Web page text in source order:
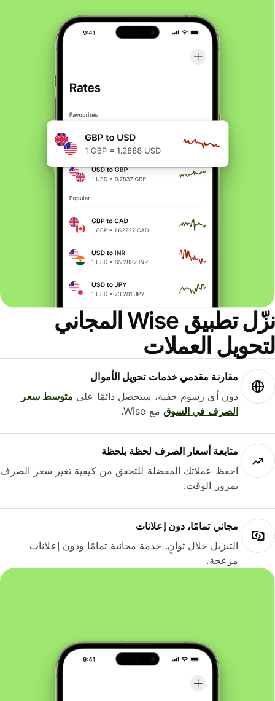
نزّل تطبيق Wise المجاني
العملات
مقارنة مقدمي خدمات تحويل الأموال
دون أي رسوم خفية، ستحصل دائمًا علىمتوسط ​​سعر
الصرف في السوقمع Wise.
متابعة أسعار الصرف لحظة بلحظة
احفظ عملاتك المفضلة للتحقق من كيفية تغير سعر الصرف
بمرور الوقت.
مجاني تمامًا، دون إعلانات
التنزيل خلال ثوانٍ. خدمة مجانية تمامًا ودون إعلانات
مزعجة.